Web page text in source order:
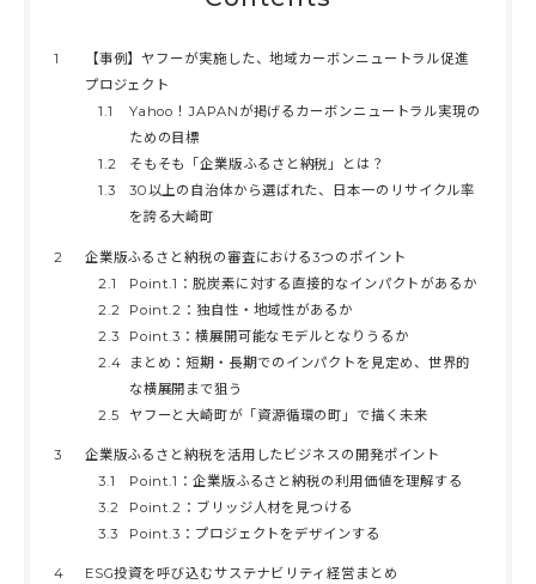
1
【事例】ヤフーが実施した、地域カーボンニュートラル促進
プロジェクト
1.1
Yahoo！JAPANが掲げるカーボンニュートラル実現の
ための目標
1.2
そもそも「企業版ふるさと納税」とは？
1.3
30以上の自治体から選ばれた、日本一のリサイクル率
を誇る大崎町
2
企業版ふるさと納税の審査における3つのポイント
2.1
Point.1：脱炭素に対する直接的なインパクトがあるか
2.2
Point.2：独自性・地域性があるか
2.3
Point.3：横展開可能なモデルとなりうるか
2.4
まとめ：短期・長期でのインパクトを見定め、世界的
な横展開まで狙う
2.5
ヤフーと大崎町が「資源循環の町」で描く未来
3
企業版ふるさと納税を活用したビジネスの開発ポイント
3.1
Point.1：企業版ふるさと納税の利用価値を理解する
3.2
Point.2：ブリッジ人材を見つける
3.3
Point.3：プロジェクトをデザインする
4 ESG投資を呼び込むサステナビリティ経営まとめ